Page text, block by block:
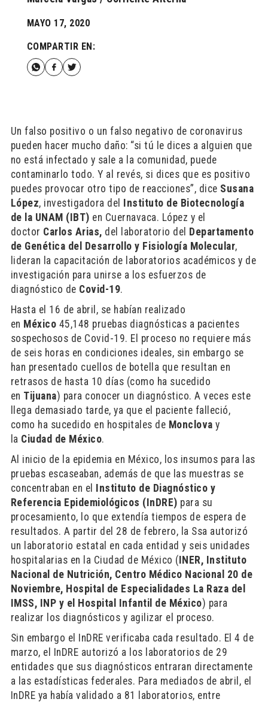
MAYO 17, 2020
COMPARTIR EN:
Un falso positivo o un falso negativo de coronavirus
pueden hacer mucho daño: “si tú le dices a alguien que
no está infectado y sale a la comunidad, puede
contaminarlo todo. Y al revés, si dices que es positivo
puedes provocar otro tipo de reacciones”, dice Susana
López, investigadora del
Instituto de Biotecnología
de la UNAM (IBT) en Cuernavaca. López y el
doctor Carlos Arias, del laboratorio del Departamento
de Genética del Desarrollo y Fisiología Molecular,
lideran la capacitación de laboratorios académicos y de
investigación para unirse a los esfuerzos de
diagnóstico de Covid-19.
Hasta el 16 de abril, se habían realizado
en México 45,148 pruebas diagnósticas a pacientes
sospechosos de Covid-19. El proceso no requiere más
de seis horas en condiciones ideales, sin embargo se
han presentado cuellos de botella que resultan en
retrasos de hasta 10 días (como ha sucedido
en Tijuana) para conocer un diagnóstico. A veces este
llega demasiado tarde, ya que el paciente falleció,
como ha sucedido en hospitales de Monclova y
la Ciudad de México.
Al inicio de la epidemia en México, los insumos para las
pruebas escaseaban, además de que las muestras se
concentraban en el
Instituto de Diagnóstico y
Referencia Epidemiológicos (InDRE) para su
procesamiento, lo que extendía tiempos de espera de
resultados. A partir del 28 de febrero, la Ssa autorizó
un laboratorio estatal en cada entidad y seis unidades
hospitalarias en la Ciudad de México ( INER, Instituto
Nacional de Nutrición, Centro Médico Nacional 20 de
Noviembre, Hospital de Especialidades La Raza del
IMSS, INP y el Hospital Infantil de México) para
realizar los diagnósticos y agilizar el proceso.
Sin embargo el InDRE verificaba cada resultado. El 4 de
marzo, el InDRE autorizó a los laboratorios de 29
entidades que sus diagnósticos entraran directamente
a las estadísticas federales. Para mediados de abril, el
InDRE ya había validado a 81 laboratorios, entre